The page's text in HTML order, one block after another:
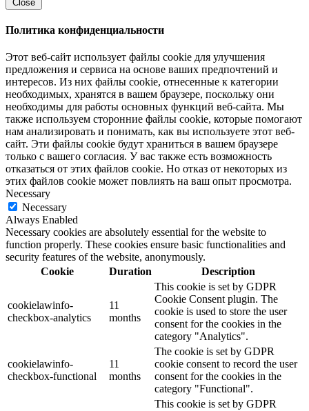
Close
Политика конфиденциальности
Этот веб-сайт использует файлы cookie для улучшения
предложения и сервиса на основе ваших предпочтений и
интересов. Из них файлы cookie, отнесенные к категории
необходимых, хранятся в вашем браузере, поскольку они
необходимы для работы основных функций веб-сайта. Мы
также используем сторонние файлы cookie, которые помогают
нам анализировать и понимать, как вы используете этот веб-
сайт. Эти файлы cookie будут храниться в вашем браузере
только с вашего согласия. У вас также есть возможность
отказаться от этих файлов cookie. Но отказ от некоторых из
этих файлов cookie может повлиять на ваш опыт просмотра.
Necessary
Necessary
Always Enabled
Necessary cookies are absolutely essential for the website to
function properly. These cookies ensure basic functionalities and
security features of the website, anonymously.
Cookie
Duration Description
cookielawinfo-
checkbox-analytics
11
months
This cookie is set by GDPR
Cookie Consent plugin. The
cookie is used to store the user
consent for the cookies in the
category "Analytics".
cookielawinfo-
checkbox-functional
11
months
The cookie is set by GDPR
cookie consent to record the user
consent for the cookies in the
category "Functional".
This cookie is set by GDPR